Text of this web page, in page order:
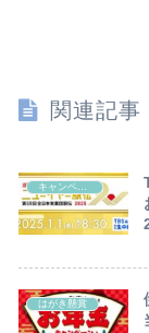
関連記事
キャンペーン
はがき懸賞